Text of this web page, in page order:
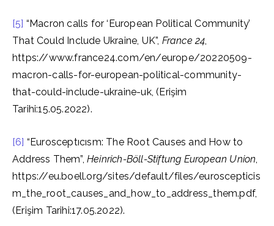
[5] “Macron calls for ‘European Political Community’
That Could Include Ukraine, UK”, France 24,
https://www.france24.com/en/europe/20220509-
macron-calls-for-european-political-community-
that-could-include-ukraine-uk, (Erişim
Tarihi:15.05.2022).
[6] “Eurosceptıcısm: The Root Causes and How to
Address Them”, Heinrich-Böll-Stiftung European Union,​
https://eu.boell.org/sites/default/files/euroscepticis
m_the_root_causes_and_how_to_address_them.pdf,
(Erişim Tarihi:17.05.2022).